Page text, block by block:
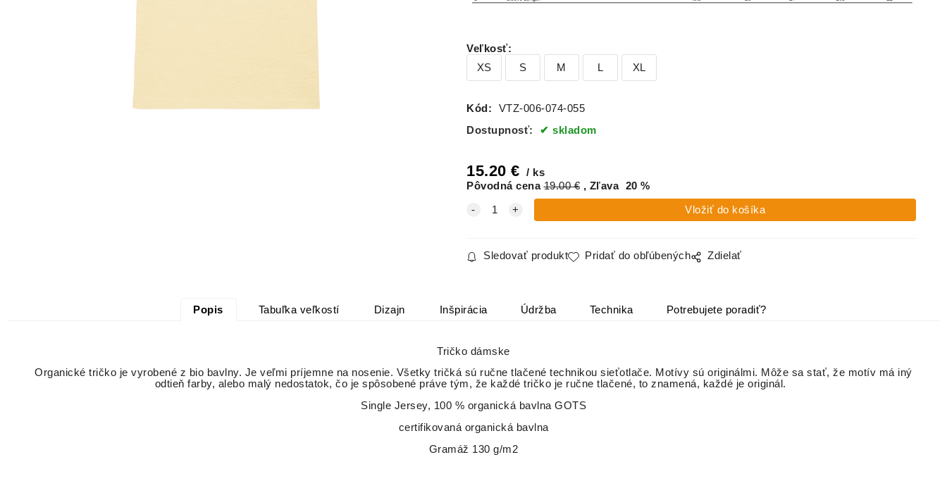
Veľkosť:
XS
S M L XL
Kód:
VTZ-006-074-055
Dostupnosť:
skladom
15.20 €
ks
Pôvodná cena 19.00€ Zľava 20 %
Sledovať produkt Pridať do obľúbených Zdielať
Popis Tabuľka veľkostí Dizajn Inšpirácia Údržba Technika Potrebujete poradiť?
Tričko dámske
Organické tričko je vyrobené z bio bavlny. Je veľmi príjemne na nosenie. Všetky tričká sú ručne tlačené technikou sieťotlače. Motívy sú originálmi. Môže sa stať, že motív má iný
odtieň farby, alebo malý nedostatok, čo je spôsobené práve tým, že každé tričko je ručne tlačené, to znamená, každé je originál.
Single Jersey, 100 % organická bavlna GOTS
certifikovaná organická bavlna
Gramáž 130 g/m2